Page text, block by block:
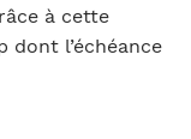
à cette
dont l’échéance